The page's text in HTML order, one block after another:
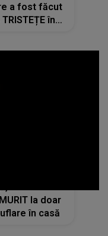
a fost făcut
în
la doar
în casă